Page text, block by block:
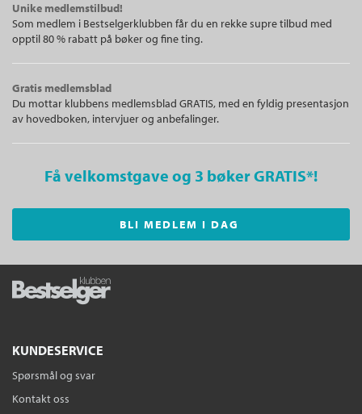
Unike medlemstilbud!
Som medlem i Bestselgerklubben får du en rekke supre tilbud med
opptil 80 % rabatt på bøker og fine ting.
Gratis medlemsblad
Du mottar klubbens medlemsblad GRATIS, med en fyldig presentasjon
av hovedboken, intervjuer og anbefalinger.
Få velkomstgave og 3 bøker GRATIS*!
BLI MEDLEM I DAG
KUNDESERVICE
Spørsmål og svar
Kontakt oss